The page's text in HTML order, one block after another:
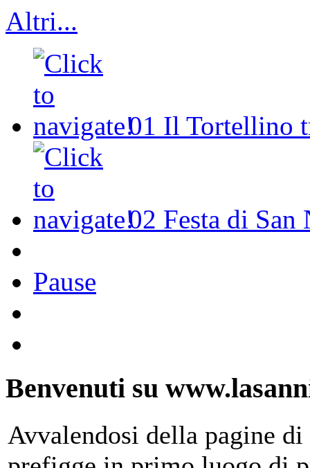
Altri...
01 Il Tortellino
02 Festa di San
Pause
Benvenuti su
Avvalendosi della pagine